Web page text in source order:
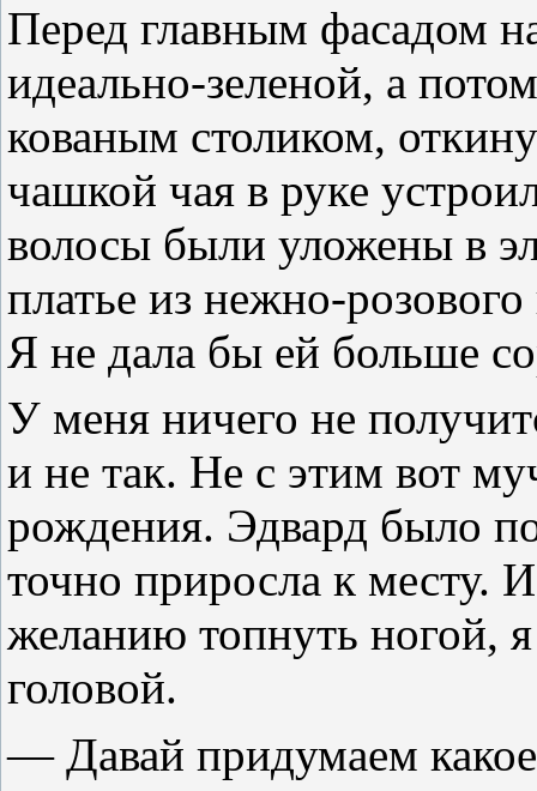
Перед главным фасадом
идеально-зеленой, а
кованым столиком,
чашкой чая в руке
волосы были уложены в
платье из нежно-
Я не дала бы ей больше
У меня ничего не
и не так. Не с этим вот
рождения. Эдвард было
точно приросла к месту.
желанию топнуть ногой,
головой.
— Давай придумаем